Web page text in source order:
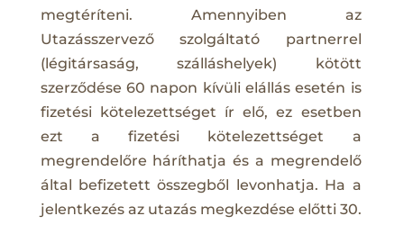
megtéríteni. Amennyiben az
Utazásszervező szolgáltató partnerrel
(légitársaság, szálláshelyek) kötött
szerződése 60 napon kívüli elállás esetén is
fizetési kötelezettséget ír elő, ez esetben
ezt a fizetési kötelezettséget a
megrendelőre háríthatja és a megrendelő
által befizetett összegből levonhatja. Ha a
jelentkezés az utazás megkezdése előtti 30.